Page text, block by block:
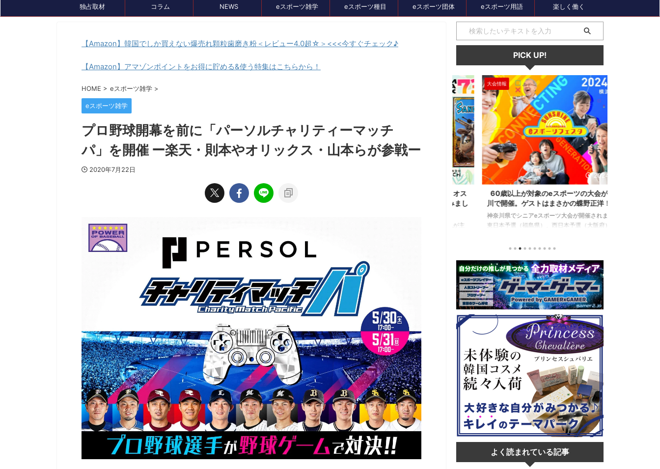
独占取材 コラム NEWS eスポーツ雑学 eスポーツ種目 eスポーツ団体 eスポーツ用語 楽しく働く
【Amazon】韓国でしか買えない爆売れ顆粒歯磨き粉＜レビュー4.0超☆＞<<<今すぐチェック♪
【Amazon】アマゾンポイントをお得に貯める&使う特集はこちらから！
HOME > eスポーツ雑学 >
eスポーツ雑学
プロ野球開幕を前に「パーソルチャリティーマッチ
パ」を開催 ー楽天・則本やオリックス・山本らが参戦ー
2020年7月22日
PICK UP!
牧場物語』から派生した人気シリーズ『ルーンフ
クトリー』の展覧会が開催中です。 期間は
金)～8/4(日)の10日間のみなので、ファンの方
ゲーミングデバイス比較メディア
『GameLens』に掲載されました！
含む様々なハードのデバイスや、プロゲーマーやス
トリーマーが使用しているデバイスを紹介していま
デバイスを検討するときや、新しい環境を構築した
り、設定を試してみたりしたいときに参考にしてみ
てはいかがでしょうか。 ▼GameLens
https://mediator- ...
で、今回は1年後、2年後に遊んでも楽しめるような
タイトルを独自にピックアップしてみました。（類
似したゲームや続編が出にくいゲーム、長く遊べる
ゲーム、定番ゲーム） 注目タイトル ◆『LITTLE
NIGHTMARES-リトルナイトメア-１＆２セット』
(Switch） ２Dアクションホラーゲームの2作のセッ
トです。 ◆『鉄拳8 Deluxe Edition』（PS5） ...
大会情報
2024/7/31
60歳以上が対象のeスポーツの大会が神奈
川で開催。ゲストはまさかの蝶野正洋！！！
神奈川県でシニアeスポーツ大会が開催されます。
東日本予選（福島県）、西日本予選（大阪府）、関
楽しめるイベントになっているようです。 ちなみ
に、ゲストのプロレスラーである蝶野正洋さんは今
年60歳になるそうです。トークセッションに登場し
ますよ。 この記事のポイント ・大会参加者は60歳
以上 ・3地区で予選あり。予選は8月24日、25日と9
月22日。本戦は9月22日（事前エ ...
よく読まれている記事